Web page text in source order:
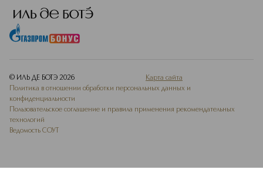
© ИЛЬ ДЕ БОТЭ 2026
Карта сайта
Политика в отношении обработки персональных данных и
конфиденциальности
Пользовательское соглашение и правила применения рекомендательных
технологий
Ведомость СОУТ